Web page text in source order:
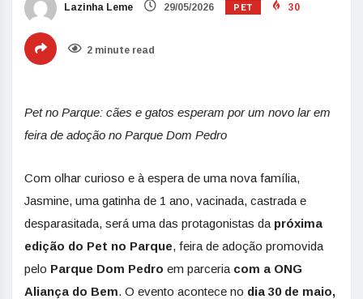
Lazinha Leme 29/05/2026 PET 30
2 minute read
Pet no Parque: cães e gatos esperam por um novo lar em
feira de adoção no Parque Dom Pedro
Com olhar curioso e à espera de uma nova família,
Jasmine, uma gatinha de 1 ano, vacinada, castrada e
desparasitada, será uma das protagonistas da próxima
edição do Pet no Parque, feira de adoção promovida
pelo Parque Dom Pedro em parceria com a ONG
Aliança do Bem. O evento acontece no dia 30 de maio,